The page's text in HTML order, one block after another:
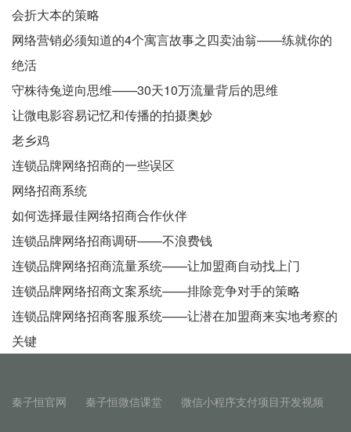
会折大本的策略
网络营销必须知道的4个寓言故事之四卖油翁——练就你的
绝活
守株待兔逆向思维——30天10万流量背后的思维
让微电影容易记忆和传播的拍摄奥妙
老乡鸡
连锁品牌网络招商的一些误区
网络招商系统
如何选择最佳网络招商合作伙伴
连锁品牌网络招商调研——不浪费钱
连锁品牌网络招商流量系统——让加盟商自动找上门
连锁品牌网络招商文案系统——排除竞争对手的策略
连锁品牌网络招商客服系统——让潜在加盟商来实地考察的
关键
秦子恒官网 秦子恒微信课堂 微信小程序支付项目开发视频